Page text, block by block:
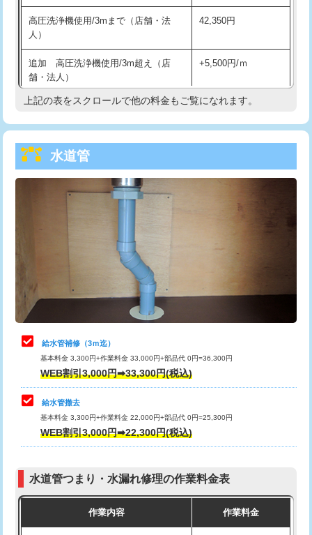
給水管工事※（土の掘削・埋め戻し作
業)
11,000円
給水管工事※（塩ビ管（VP・HI）使
用/3ｍまで)
33,000円
給水管工事※（塩ビ管（VP・HI）使
+8,800円
給水管工事※（ライニング鋼管・銅
管・ポリ管・HT管使用/3ｍまで)
給水管工事※（ライニング鋼管・銅
管・ポリ管・HT管使用/3ｍ超え)
排水管工事（土の掘削・埋め戻し作
11,000円~
排水管工事（排水管工事/3ｍまで） 55,000円
排水管工事（追加 排水管工事/3ｍ超
マス交換（土の掘削・埋め戻し作業）
マス交換（深さ50㎝未満）
マス交換（深さ50㎝以上）
コンクリート斫り（厚さ10㎝まで）
モルタル補修（厚さ10㎝超え） 38,500円
高圧洗浄機使用/3mまで（店舗・法
人）
42,350円
追加 高圧洗浄機使用/3m超え（店
舗・法人）
+5,500円/ｍ
高度高圧洗浄換 現地調査
トーラー機使用/3mまで
追加トーラー機使用/3m超え
33,000円
8,800円
止水・漏水調査・防水処理・清掃・修
理・調整・分解・加工など（軽作業）
11,000円
止水・漏水調査・防水処理・清掃・修
理・調整・分解・加工など（中作業）
止水・漏水調査・防水処理・清掃・修
理・調整・分解・加工など（重作業）
33,000円
その他部品の脱着
交換・取付（タンク）
式）)
式・ワンホール）)
上記の表をスクロールで他の料金もご覧になれます。
水道管
給水管補修（3ｍ迄）
基本料金 3,300円+作業料金 33,000円+部品代 0円=36,300円
WEB割引3,000円➡33,300円(税込)
給水管撤去
基本料金 3,300円+作業料金 22,000円+部品代 0円=25,300円
WEB割引3,000円➡22,300円(税込)
水道管つまり・水漏れ修理の作業料金表
作業内容 作業料金